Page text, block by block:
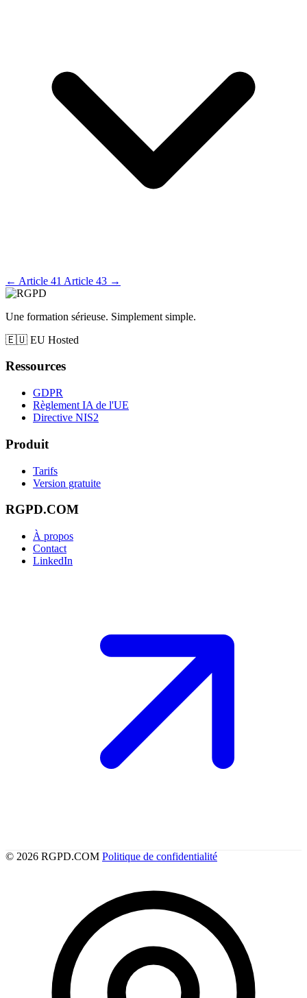
← Article 41 Article 43 →
Une formation sérieuse. Simplement simple.
🇪🇺 EU Hosted
Ressources
GDPR
Règlement IA de l'UE
Directive NIS2
Produit
Tarifs
Version gratuite
RGPD.COM
À propos
Contact
LinkedIn
© 2026 RGPD.COM Politique de confidentialité